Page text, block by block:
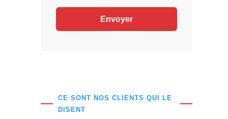
CE SONT NOS CLIENTS QUI LE
DISENT